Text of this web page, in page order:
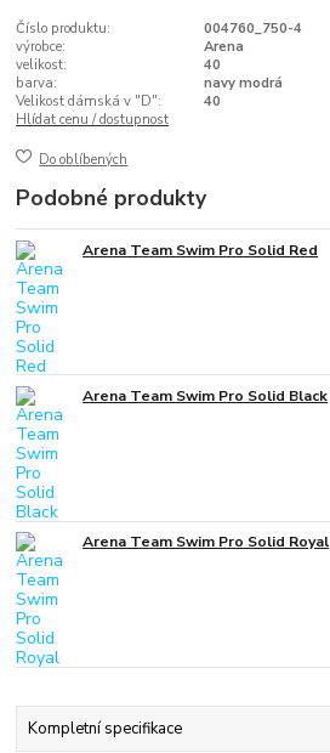
Číslo produktu:
004760_750-4
výrobce:
Arena
velikost:
40
barva:
navy modrá
Velikost dámská v "D":
40
Hlídat cenu / dostupnost
Do oblíbených
Podobné produkty
Arena Team Swim Pro Solid Red
Arena Team Swim Pro Solid Black
Arena Team Swim Pro Solid Royal
Kompletní specifikace